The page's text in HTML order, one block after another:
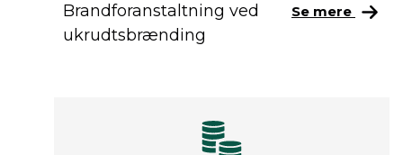
Brandforanstaltning ved
ukrudtsbrænding
Se mere